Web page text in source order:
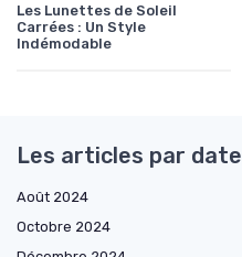
Les Lunettes de Soleil
Carrées : Un Style
Indémodable
Les articles par date
Août 2024
Octobre 2024